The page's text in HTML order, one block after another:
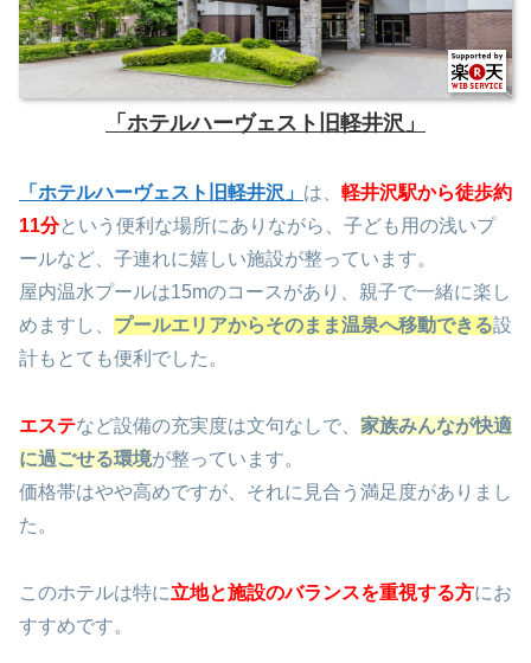
「ホテルハーヴェスト旧軽井沢」
「ホテルハーヴェスト旧軽井沢」 は、 軽井沢駅から徒歩約
11分という便利な場所にありながら、子ども用の浅いプ
ールなど、子連れに嬉しい施設が整っています。
屋内温水プールは15mのコースがあり、親子で一緒に楽し
めますし、 プールエリアからそのまま温泉へ移動できる設
計もとても便利でした。
エステなど設備の充実度は文句なしで、 家族みんなが快適
に過ごせる環境が整っています。
価格帯はやや高めですが、それに見合う満足度がありまし
た。
このホテルは特に立地と施設のバランスを重視する方にお
すすめです。